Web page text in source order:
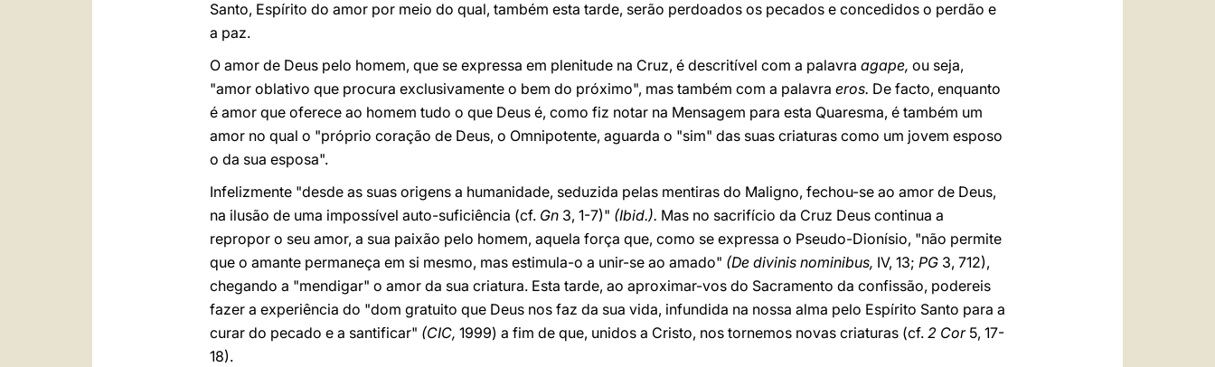
Santo, Espírito do amor por meio do qual, também esta tarde, serão perdoados os pecados e concedidos o perdão e
a paz.
O amor de Deus pelo homem, que se expressa em plenitude na Cruz, é descritível com a palavra agape, ou seja,
"amor oblativo que procura exclusivamente o bem do próximo", mas também com a palavra eros. De facto, enquanto
é amor que oferece ao homem tudo o que Deus é, como fiz notar na Mensagem para esta Quaresma, é também um
amor no qual o "próprio coração de Deus, o Omnipotente, aguarda o "sim" das suas criaturas como um jovem esposo
o da sua esposa".
Infelizmente "desde as suas origens a humanidade, seduzida pelas mentiras do Maligno, fechou-se ao amor de Deus,
na ilusão de uma impossível auto-suficiência (cf. Gn 3, 1-7)" (Ibid.). Mas no sacrifício da Cruz Deus continua a
repropor o seu amor, a sua paixão pelo homem, aquela força que, como se expressa o Pseudo-Dionísio, "não permite
que o amante permaneça em si mesmo, mas estimula-o a unir-se ao amado" (De divinis nominibus, IV, 13; PG 3, 712),
chegando a "mendigar" o amor da sua criatura. Esta tarde, ao aproximar-vos do Sacramento da confissão, podereis
fazer a experiência do "dom gratuito que Deus nos faz da sua vida, infundida na nossa alma pelo Espírito Santo para a
curar do pecado e a santificar" (CIC, 1999) a fim de que, unidos a Cristo, nos tornemos novas criaturas (cf. 2 Cor5, 17-
18).